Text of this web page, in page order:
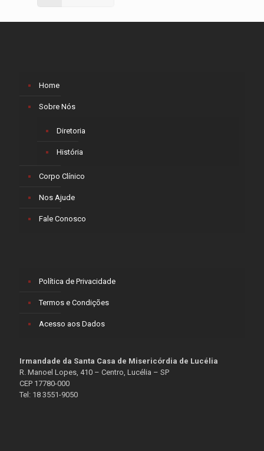
Home
Sobre Nós
Diretoria
História
Corpo Clínico
Nos Ajude
Fale Conosco
Política de Privacidade
Termos e Condições
Acesso aos Dados
Irmandade da Santa Casa de Misericórdia de Lucélia
R. Manoel Lopes, 410 – Centro, Lucélia – SP
CEP 17780-000
Tel: 18 3551-9050